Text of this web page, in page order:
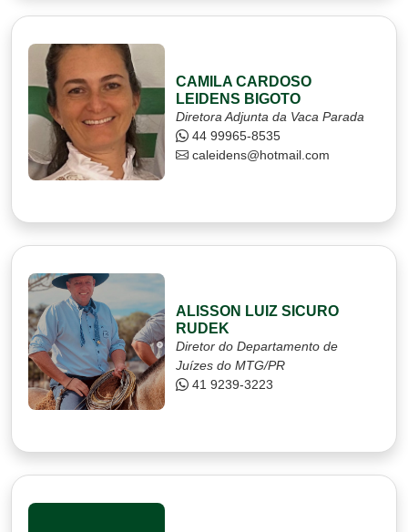
CAMILA CARDOSO
LEIDENS BIGOTO
Diretora Adjunta da Vaca Parada
44 99965-8535
caleidens@hotmail.com
ALISSON LUIZ SICURO
RUDEK
Diretor do Departamento de
Juízes do MTG/PR
41 9239-3223